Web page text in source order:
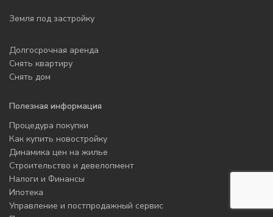
Земля под застройку
Долгосрочная аренда
Снять квартиру
Снять дом
Полезная информация
Процедура покупки
Как купить новостройку
Динамика цен на жилье
Строительство и девелопмент
Налоги и Финансы
Ипотека
Управление и постпродажный сервис